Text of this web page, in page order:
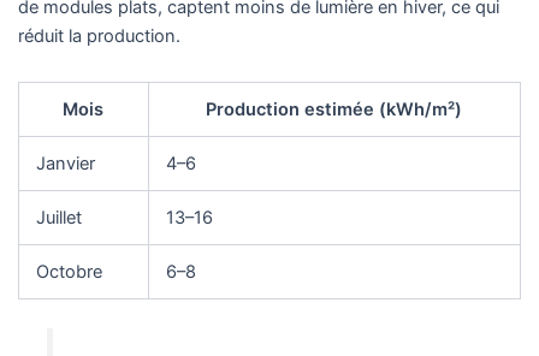
de modules plats, captent moins de lumière en hiver, ce qui
réduit la production.
Mois Production estimée (kWh/m²)
Janvier 4–6
Juillet 13–16
Octobre 6–8